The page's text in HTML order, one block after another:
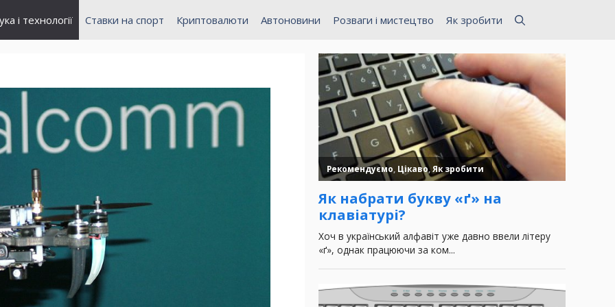
і технології Ставки на спорт Криптовалюти Автоновини Розваги і мистецтво Як зробити